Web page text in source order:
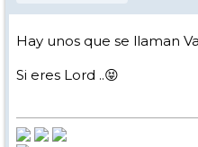
Hay unos que se llaman
Si eres Lord ..😝